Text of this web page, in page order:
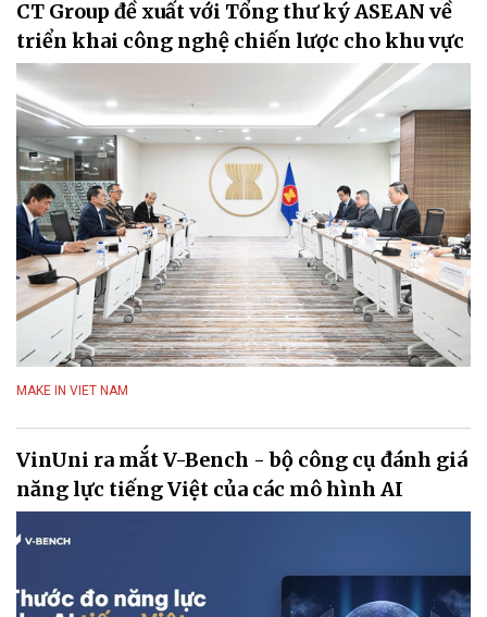
CT Group đề xuất với Tổng thư ký ASEAN về
triển khai công nghệ chiến lược cho khu vực
MAKE IN VIET NAM
VinUni ra mắt V-Bench - bộ công cụ đánh giá
năng lực tiếng Việt của các mô hình AI